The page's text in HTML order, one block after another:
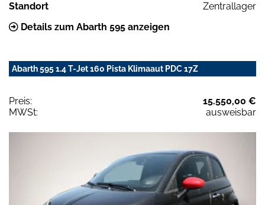
Standort
Zentrallager
Details zum Abarth 595 anzeigen
Abarth 595 1.4 T-Jet 160 Pista Klimaaut PDC 17Z
Preis:
15.550,00 €
MWSt:
ausweisbar